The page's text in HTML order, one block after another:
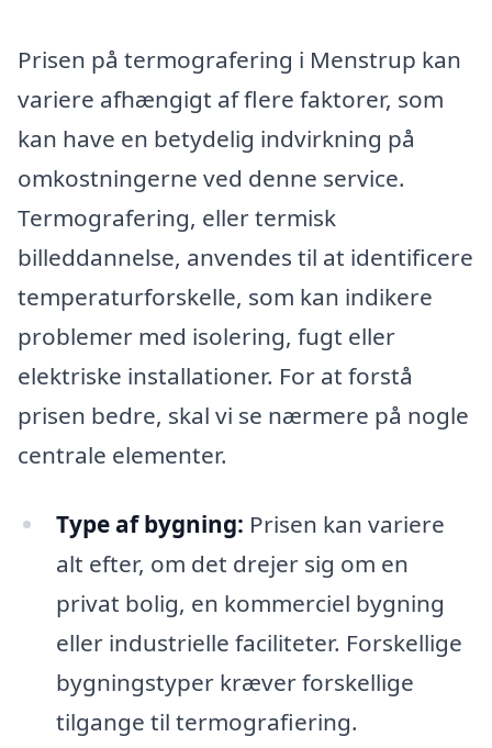
Prisen på termografering i Menstrup kan
variere afhængigt af flere faktorer, som
kan have en betydelig indvirkning på
omkostningerne ved denne service.
Termografering, eller termisk
billeddannelse, anvendes til at identificere
temperaturforskelle, som kan indikere
problemer med isolering, fugt eller
elektriske installationer. For at forstå
prisen bedre, skal vi se nærmere på nogle
centrale elementer.
Type af bygning: Prisen kan variere
alt efter, om det drejer sig om en
privat bolig, en kommerciel bygning
eller industrielle faciliteter. Forskellige
bygningstyper kræver forskellige
tilgange til termografiering.